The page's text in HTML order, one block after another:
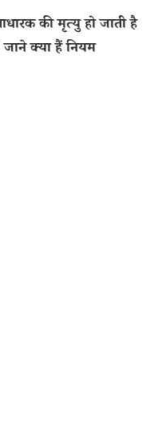
की मृत्यु हो जाती है
क्या हैं नियम